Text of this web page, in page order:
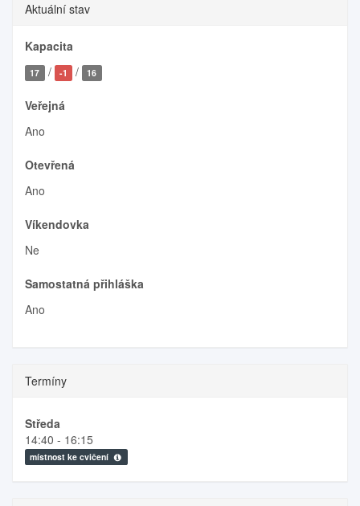
Aktuální stav
Kapacita
17 / -1 / 16
Veřejná
Ano
Otevřená
Ano
Víkendovka
Ne
Samostatná přihláška
Ano
Termíny
Středa
14:40 - 16:15
místnost ke cvičení